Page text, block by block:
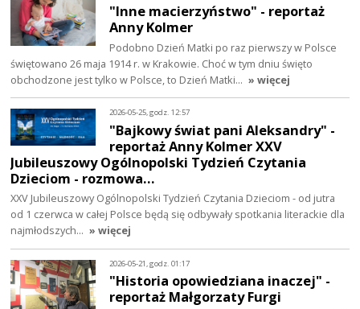
"Inne macierzyństwo" - reportaż
Anny Kolmer
Podobno Dzień Matki po raz pierwszy w Polsce
świętowano 26 maja 1914 r. w Krakowie. Choć w tym dniu święto
obchodzone jest tylko w Polsce, to Dzień Matki… » więcej
2026-05-25, godz. 12:57
"Bajkowy świat pani Aleksandry" -
reportaż Anny Kolmer XXV
Jubileuszowy Ogólnopolski Tydzień Czytania
Dzieciom - rozmowa…
XXV Jubileuszowy Ogólnopolski Tydzień Czytania Dzieciom - od jutra
od 1 czerwca w całej Polsce będą się odbywały spotkania literackie dla
najmłodszych… » więcej
2026-05-21, godz. 01:17
"Historia opowiedziana inaczej" -
reportaż Małgorzaty Furgi